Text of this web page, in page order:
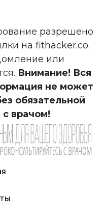
разрешено
на fithacker.co.
или
Внимание! Вся
не может
обязательной
с врачом!